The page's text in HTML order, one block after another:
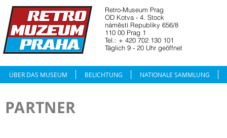
Retro-Museum Prag
OD Kotva - 4. Stock
náměstí Republiky 656/8
110 00 Prag 1
Tel.: + 420 702 130 101
Täglich 9 - 20 Uhr geöffnet
ÜBER DAS MUSEUM BELICHTUNG NATIONALE SAMMLUNG
PARTNER